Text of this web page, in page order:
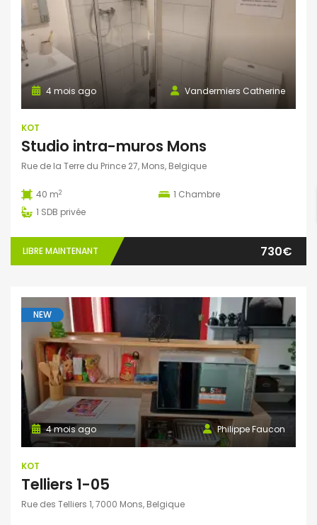
Vandermiers Catherine
4 mois ago
KOT
Studio intra-muros Mons
Rue de la Terre du Prince 27, Mons, Belgique
40 m2 1 Chambre
1 SDB privée
LIBRE MAINTENANT 730€
NEW
Philippe Faucon
4 mois ago
KOT
Telliers 1-05
Rue des Telliers 1, 7000 Mons, Belgique